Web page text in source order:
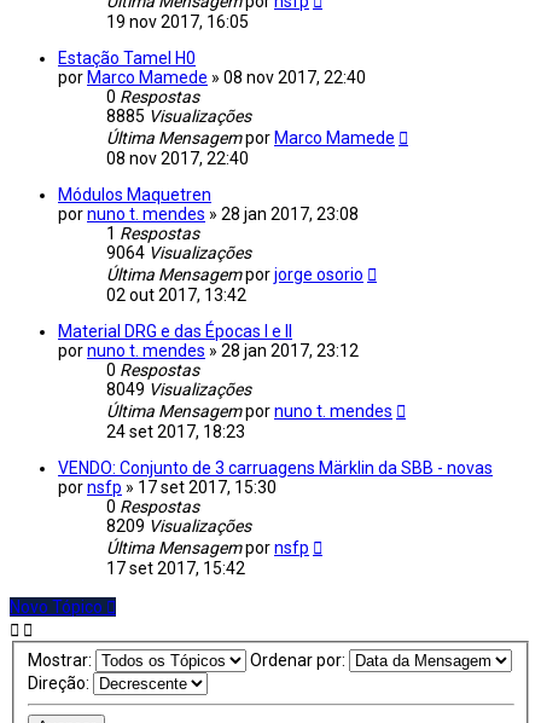
19 nov 2017, 16:05
Estação Tamel H0
por Marco Mamede » 08 nov 2017, 22:40
0 Respostas
8885 Visualizações
Última Mensagempor Marco Mamede
08 nov 2017, 22:40
Módulos Maquetren
pornuno t. mendes » 28 jan 2017, 23:08
1 Respostas
9064 Visualizações
Última Mensagemporjorge osorio
02 out 2017, 13:42
Material DRG e das Épocas I e II
pornuno t. mendes » 28 jan 2017, 23:12
0 Respostas
8049 Visualizações
Última Mensagempornuno t. mendes
24 set 2017, 18:23
VENDO: Conjunto de 3 carruagens Märklin da SBB - novas
pornsfp » 17 set 2017, 15:30
0 Respostas
8209 Visualizações
Última Mensagempornsfp
17 set 2017, 15:42
Novo Tópico
Mostrar:
Ordenar por:
Direção: